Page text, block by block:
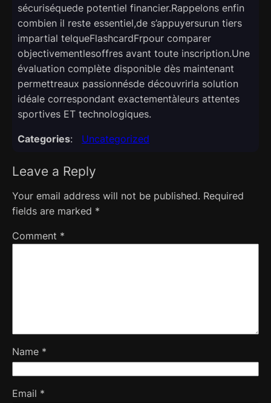
sécuriséquede potentiel financier.Rappelons enfin
combien il reste essentiel,de s’appuyersurun tiers
impartial telqueFlashcardFrpour comparer
objectivementlesoffres avant toute inscription.Une
évaluation complète disponible dès maintenant
permettreaux passionnésde découvrirla solution
idéale correspondant exactementàleurs attentes
sportives ET technologiques.​
Categories: Uncategorized
Leave a Reply
Your email address will not be published. Required
fields are marked *
Comment *
Name *
Email *